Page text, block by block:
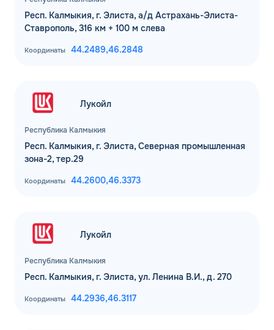
Респ. Калмыкия, г. Элиста, а/д Астрахань-Элиста-
Ставрополь, 316 км + 100 м слева
Координаты 44.2489,46.2848
Республика Калмыкия
Лукойл
Респ. Калмыкия, г. Элиста, Северная промышленная
зона-2, тер.29
Координаты 44.2600,46.3373
Республика Калмыкия
Лукойл
Респ. Калмыкия, г. Элиста, ул. Ленина В.И., д. 270
Координаты 44.2936,46.3117